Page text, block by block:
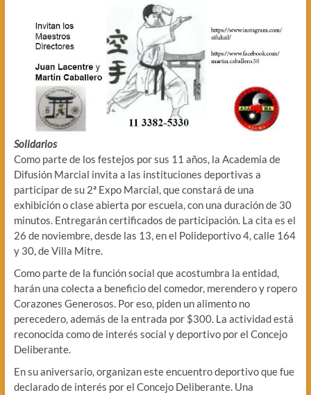
Solidarios
Como parte de los festejos por sus 11 años, la Academia de
Difusión Marcial invita a las instituciones deportivas a
participar de su 2ª Expo Marcial, que constará de una
exhibición o clase abierta por escuela, con una duración de 30
minutos. Entregarán certificados de participación. La cita es el
26 de noviembre, desde las 13, en el Polideportivo 4, calle 164
y 30, de Villa Mitre.
Como parte de la función social que acostumbra la entidad,
harán una colecta a beneficio del comedor, merendero y ropero
Corazones Generosos. Por eso, piden un alimento no
perecedero, además de la entrada por $300. La actividad está
reconocida como de interés social y deportivo por el Concejo
Deliberante.
En su aniversario, organizan este encuentro deportivo que fue
declarado de interés por el Concejo Deliberante. Una